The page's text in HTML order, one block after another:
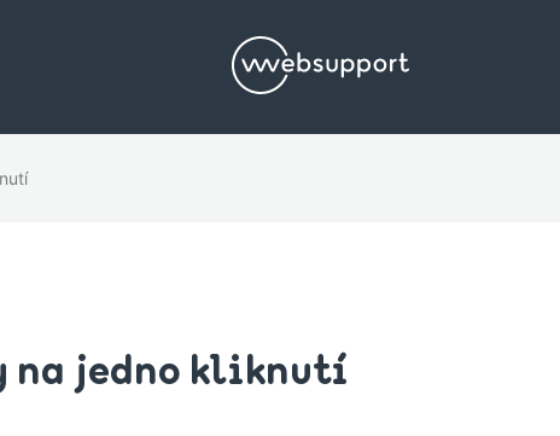
na jedno kliknutí